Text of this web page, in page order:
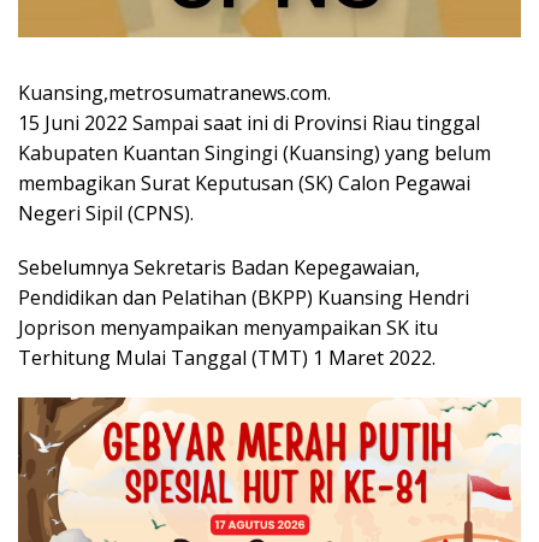
Kuansing,metrosumatranews.com.
15 Juni 2022 Sampai saat ini di Provinsi Riau tinggal
Kabupaten Kuantan Singingi (Kuansing) yang belum
membagikan Surat Keputusan (SK) Calon Pegawai
Negeri Sipil (CPNS).
Sebelumnya Sekretaris Badan Kepegawaian,
Pendidikan dan Pelatihan (BKPP) Kuansing Hendri
Joprison menyampaikan menyampaikan SK itu
Terhitung Mulai Tanggal (TMT) 1 Maret 2022.